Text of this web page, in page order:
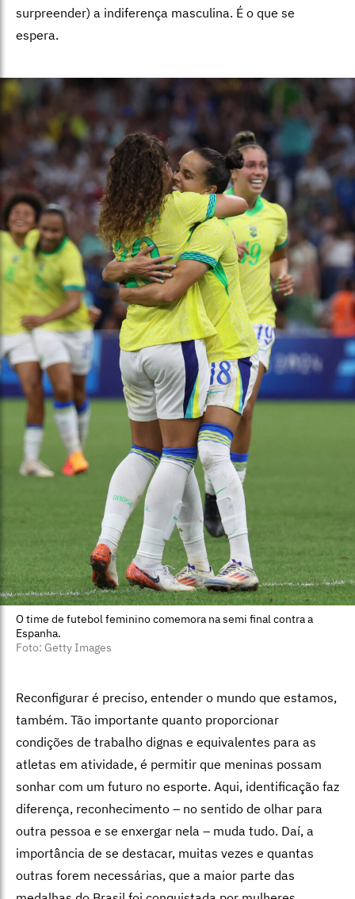
surpreender) a indiferença masculina. É o que se
espera.
O time de futebol feminino comemora na semi final contra a
Espanha.
Foto: Getty Images
Reconfigurar é preciso, entender o mundo que estamos,
também. Tão importante quanto proporcionar
condições de trabalho dignas e equivalentes para as
atletas em atividade, é permitir que meninas possam
sonhar com um futuro no esporte. Aqui, identificação faz
diferença, reconhecimento – no sentido de olhar para
outra pessoa e se enxergar nela – muda tudo. Daí, a
importância de se destacar, muitas vezes e quantas
outras forem necessárias, que a maior parte das